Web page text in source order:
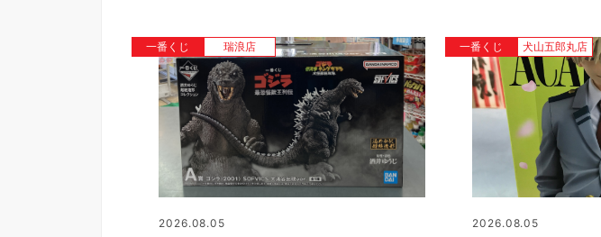
一番くじ 瑞浪店
2026.08.05
一番くじ 犬山五郎丸店
2026.08.05